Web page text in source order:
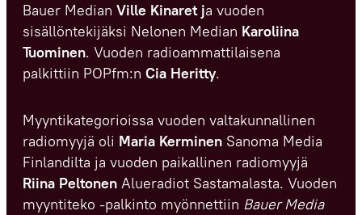
Bauer Median Ville Kinaret ja vuoden
sisällöntekijäksi Nelonen Median Karoliina
Tuominen. Vuoden radioammattilaisena
palkittiin POPfm:n Cia Heritty.
Myyntikategorioissa vuoden valtakunnallinen
radiomyyjä oli Maria Kerminen Sanoma Media
Finlandilta ja vuoden paikallinen radiomyyjä
Riina Peltonen Alueradiot Sastamalasta. Vuoden
myyntiteko -palkinto myönnettiin Bauer Media